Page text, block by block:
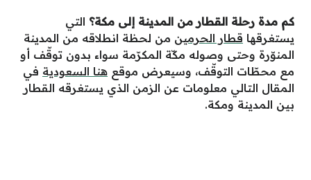
كم مدة رحلة القطار من المدينة إلى مكة؟ التي
يستغرقها قطار الحرمين من لحظة انطلاقه من المدينة
المنوّرة وحتى وصوله مكّة المكرّمة سواء بدون توقّف أو
مع محطّات التوقّف، وسيعرض موقع هنا السعودية في
المقال التالي معلومات عن الزمن الذي يستغرقه القطار
بين المدينة ومكة.